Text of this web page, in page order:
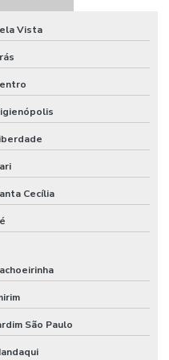
em campinas
Vista
Cecília
São Paulo